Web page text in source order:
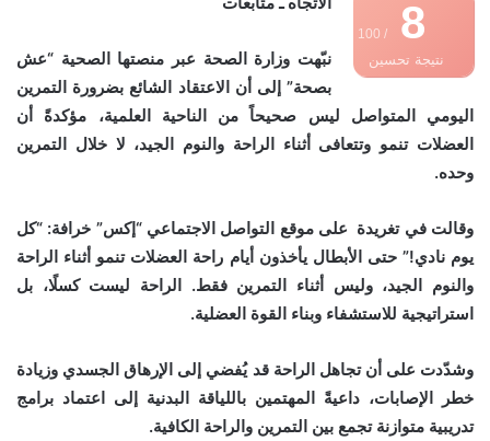
8
/ 100
نتيجة تحسين
نبّهت وزارة الصحة عبر منصتها الصحية “عش
بصحة” إلى أن الاعتقاد الشائع بضرورة التمرين
اليومي المتواصل ليس صحيحاً من الناحية العلمية، مؤكدةً أن
العضلات تنمو وتتعافى أثناء الراحة والنوم الجيد، لا خلال التمرين
وحده.
وقالت في تغريدة على موقع التواصل الاجتماعي “إكس” خرافة: “كل
يوم نادي!” حتى الأبطال يأخذون أيام راحة العضلات تنمو أثناء الراحة
والنوم الجيد، وليس أثناء التمرين فقط. الراحة ليست كسلًا، بل
استراتيجية للاستشفاء وبناء القوة العضلية.
وشدّدت على أن تجاهل الراحة قد يُفضي إلى الإرهاق الجسدي وزيادة
خطر الإصابات، داعيةً المهتمين باللياقة البدنية إلى اعتماد برامج
تدريبية متوازنة تجمع بين التمرين والراحة الكافية.